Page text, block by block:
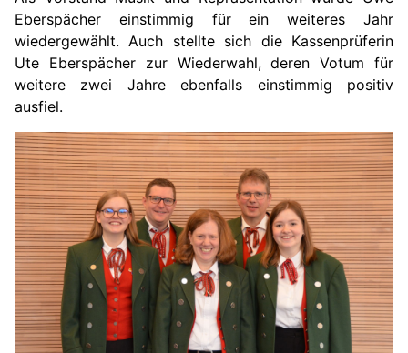
Eberspächer einstimmig für ein weiteres Jahr
wiedergewählt. Auch stellte sich die Kassenprüferin
Ute Eberspächer zur Wiederwahl, deren Votum für
weitere zwei Jahre ebenfalls einstimmig positiv
ausfiel.